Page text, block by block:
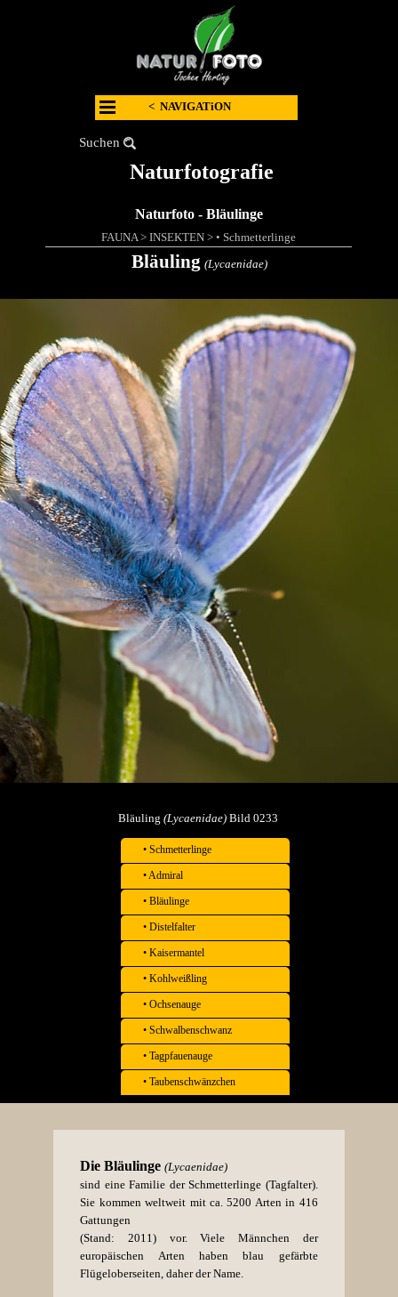
Suchen
Naturfotografie
< NAVIGATiON
Naturfoto - Bläulinge
FAUNA>INSEKTEN >• Schmetterlinge
Bläuling (Lycaenidae)
Bläuling (Lycaenidae) Bild 0233
• Schmetterlinge
• Admiral
• Bläulinge
• Distelfalter
• Kaisermantel
• Kohlweißling
• Ochsenauge
• Schwalbenschwanz
• Tagpfauenauge
• Taubenschwänzchen
Die Bläulinge (Lycaenidae)
sind eine Familie der Schmetterlinge (Tagfalter).
Sie kommen weltweit mit ca. 5200 Arten in 416
Gattungen
(Stand: 2011) vor.Viele Männchen der
europäischen Arten haben blau gefärbte
Flügeloberseiten, daher der Name.